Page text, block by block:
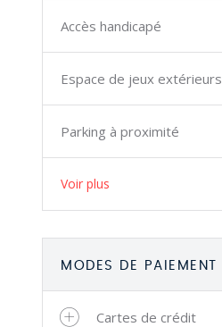
Accès handicapé
Espace de jeux extérieurs
Parking à proximité
Voir plus
MODES DE PAIEMENT
Cartes de crédit